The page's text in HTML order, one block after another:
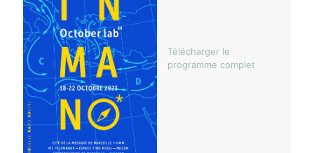
Télécharger le
programme complet